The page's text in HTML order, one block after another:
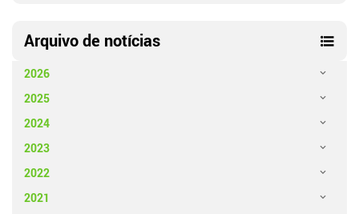
Arquivo de notícias
2026
2025
2024
2023
2022
2021